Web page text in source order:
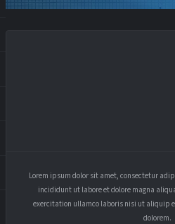
Lorem ipsum dolor sit amet, consectetur
incididunt ut labore et dolore magna
exercitation ullamco laboris nisi ut aliquip
dolorem.